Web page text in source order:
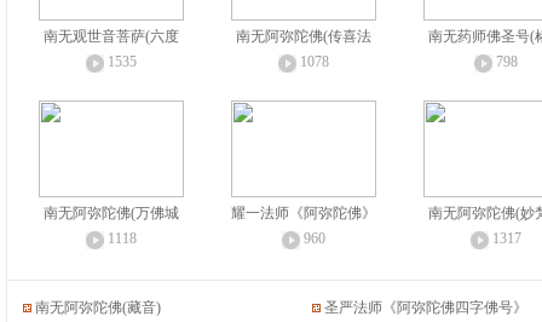
南无观世音菩萨(六度
1535
南无阿弥陀佛(传喜法
1078
南无药师佛圣号(
798
南无阿弥陀佛(万佛城
1118
耀一法师《阿弥陀佛》
960
南无阿弥陀佛(妙
1317
南无阿弥陀佛(藏音) 圣严法师《阿弥陀佛四字佛号》